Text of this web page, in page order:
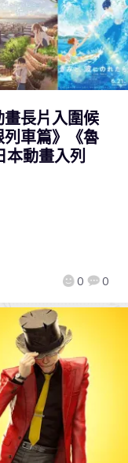
畫長片入圍候
車篇》《魯
本動畫入列
0 0